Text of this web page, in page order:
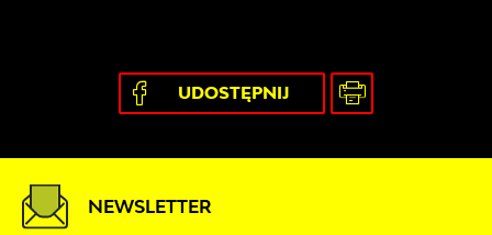
UDOSTĘPNIJ
NEWSLETTER